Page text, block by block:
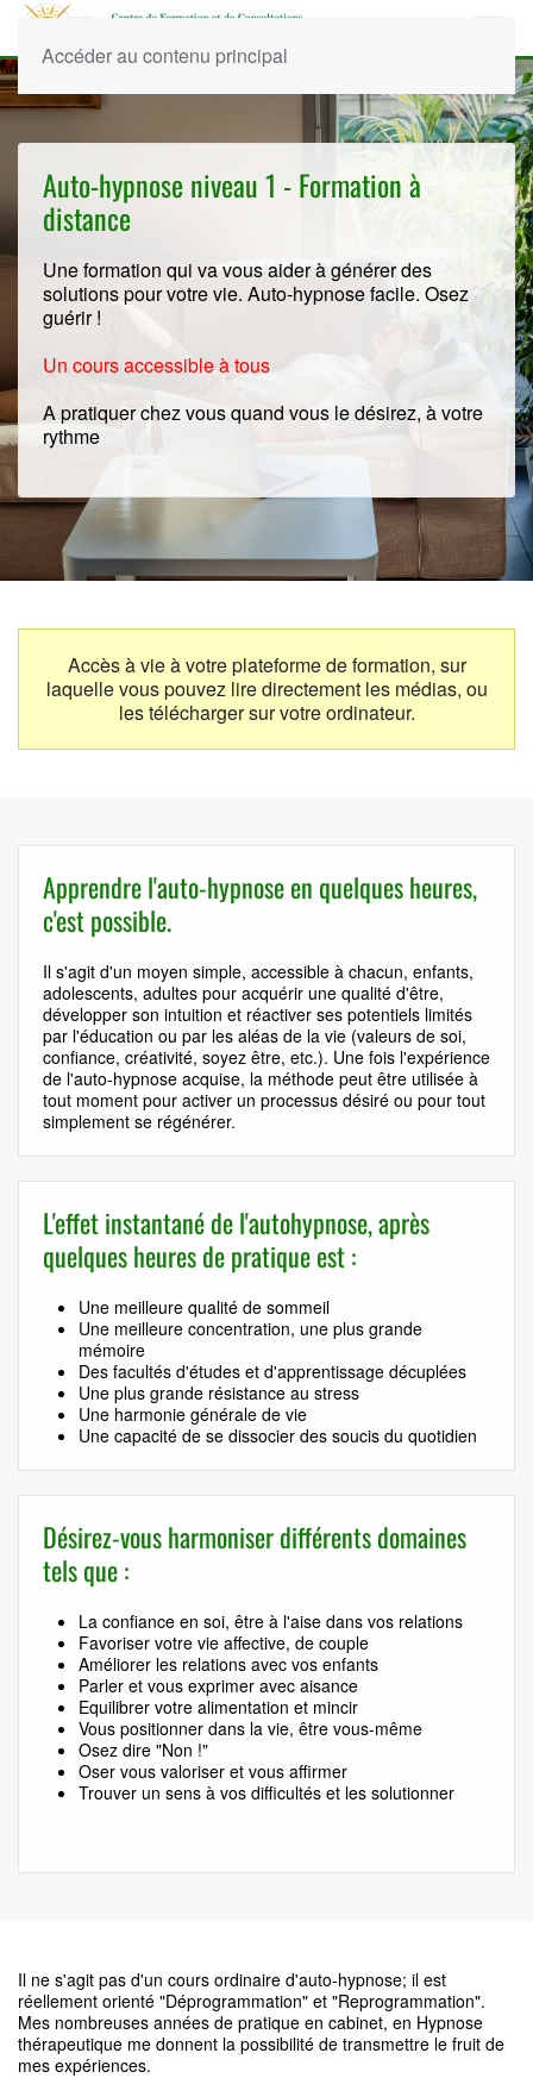
Accéder au contenu principal
Auto-hypnose niveau 1 - Formation à
distance
Une formation qui va vous aider à générer des
solutions pour votre vie. Auto-hypnose facile. Osez
guérir !
Un cours accessible à tous
A pratiquer chez vous quand vous le désirez, à votre
rythme
Accès à vie à votre plateforme de formation, sur
laquelle vous pouvez lire directement les médias, ou
les télécharger sur votre ordinateur.
Apprendre l'auto-hypnose en quelques heures,
c'est possible.
Il s'agit d'un moyen simple, accessible à chacun, enfants,
adolescents, adultes pour acquérir une qualité d'être,
développer son intuition et réactiver ses potentiels limités
par l'éducation ou par les aléas de la vie (valeurs de soi,
confiance, créativité, soyez être, etc.). Une fois l'expérience
de l'auto-hypnose acquise, la méthode peut être utilisée à
tout moment pour activer un processus désiré ou pour tout
simplement se régénérer.
L'effet instantané de l'autohypnose, après
quelques heures de pratique est :
Une meilleure qualité de sommeil
Une meilleure concentration, une plus grande
mémoire
Des facultés d'études et d'apprentissage décuplées
Une plus grande résistance au stress
Une harmonie générale de vie
Une capacité de se dissocier des soucis du quotidien
Désirez-vous harmoniser différents domaines
tels que :
La confiance en soi, être à l'aise dans vos relations
Favoriser votre vie affective, de couple
Améliorer les relations avec vos enfants
Parler et vous exprimer avec aisance
Equilibrer votre alimentation et mincir
Vous positionner dans la vie, être vous-même
Osez dire "Non !"
Oser vous valoriser et vous affirmer
Trouver un sens à vos difficultés et les solutionner
Il ne s'agit pas d'un cours ordinaire d'auto-hypnose; il est
réellement orienté "Déprogrammation" et "Reprogrammation".
Mes nombreuses années de pratique en cabinet, en Hypnose
thérapeutique me donnent la possibilité de transmettre le fruit de
mes expériences.